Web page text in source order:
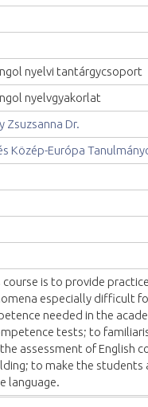
nyelvi tantárgycsoport
nyelvgyakorlat
Zsuzsanna Dr.
Közép-Európa
is to provide
especially difficult
needed in the
tests; to
assessment of English
to make the
language.